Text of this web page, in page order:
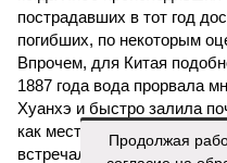
пострадавших в тот год
погибших, по некоторым
Впрочем, для Китая
1887 года вода прорвала
Хуанхэ и быстро залила
как местность там
встречал препятствий на
Продолжая